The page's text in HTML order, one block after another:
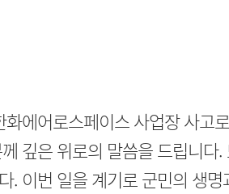
화에어로스페이스 사업장 사고
깊은 위로의 말씀을 드립니
. 이번 일을 계기로 군민의 생